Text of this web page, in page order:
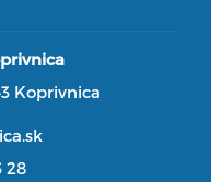
Koprivnica
28